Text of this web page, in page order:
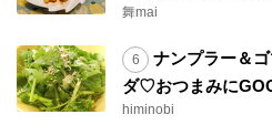
舞mai
ナンプラー＆
ダ♡おつまみに
himinobi